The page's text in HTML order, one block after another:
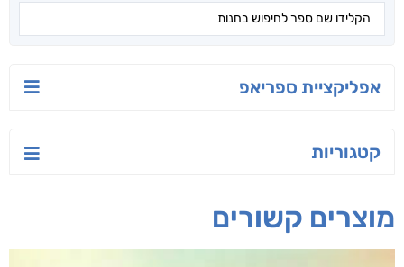
אפליקציית ספריאפ
קטגוריות
מוצרים קשורים